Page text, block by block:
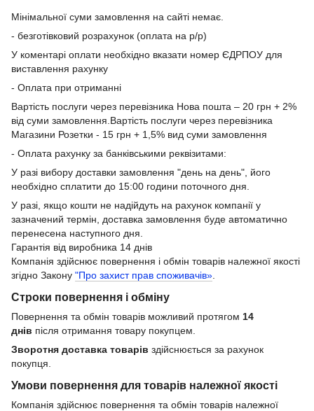
Мінімальної суми замовлення на сайті немає.
- безготівковий розрахунок (оплата на р/р)
У коментарі оплати необхідно вказати номер ЄДРПОУ для
виставлення рахунку
- Оплата при отриманні
Вартість послуги через перевізника Нова пошта – 20 грн + 2%
від суми замовлення.Вартість послуги через перевізника
Магазини Розетки - 15 грн + 1,5% вид суми замовлення
- Оплата рахунку за банківськими реквізитами:
У разі вибору доставки замовлення "день на день", його
необхідно сплатити до 15:00 години поточного дня.
У разі, якщо кошти не надійдуть на рахунок компанії у
зазначений термін, доставка замовлення буде автоматично
перенесена наступного дня.
Гарантія від виробника 14 днів
Компанія здійснює повернення і обмін товарів належної якості
згідно Закону "Про захист прав споживачів»
Строки повернення і обміну
Повернення та обмін товарів можливий протягом 14
днів після отримання товару покупцем.
Зворотня доставка товарів здійснюється за рахунок
покупця.
Умови повернення для товарів належної якості
Компанія здійснює повернення та обмін товарів належної